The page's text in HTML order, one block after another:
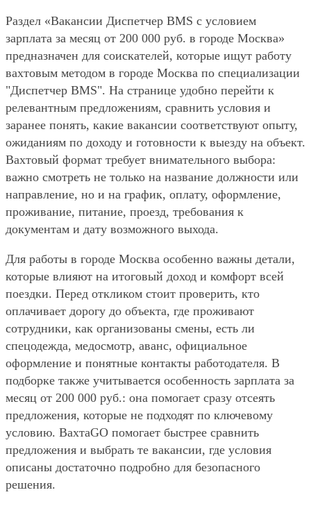
Раздел «Вакансии Диспетчер BMS с условием
зарплата за месяц от 200 000 руб. в городе Москва»
предназначен для соискателей, которые ищут работу
вахтовым методом в городе Москва по специализации
"Диспетчер BMS". На странице удобно перейти к
релевантным предложениям, сравнить условия и
заранее понять, какие вакансии соответствуют опыту,
ожиданиям по доходу и готовности к выезду на объект.
Вахтовый формат требует внимательного выбора:
важно смотреть не только на название должности или
направление, но и на график, оплату, оформление,
проживание, питание, проезд, требования к
документам и дату возможного выхода.
Для работы в городе Москва особенно важны детали,
которые влияют на итоговый доход и комфорт всей
поездки. Перед откликом стоит проверить, кто
оплачивает дорогу до объекта, где проживают
сотрудники, как организованы смены, есть ли
спецодежда, медосмотр, аванс, официальное
оформление и понятные контакты работодателя. В
подборке также учитывается особенность зарплата за
месяц от 200 000 руб.: она помогает сразу отсеять
предложения, которые не подходят по ключевому
условию. ВахтаGO помогает быстрее сравнить
предложения и выбрать те вакансии, где условия
описаны достаточно подробно для безопасного
решения.